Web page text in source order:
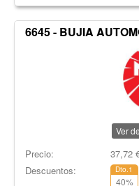
6645 - BUJIA
Ver
Precio: 37,72
Descuentos:
Dto.1
40%